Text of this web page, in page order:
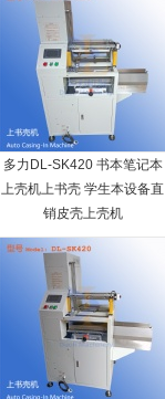
多力DL-SK420 书本笔记本
上壳机上书壳 学生本设备直
销皮壳上壳机